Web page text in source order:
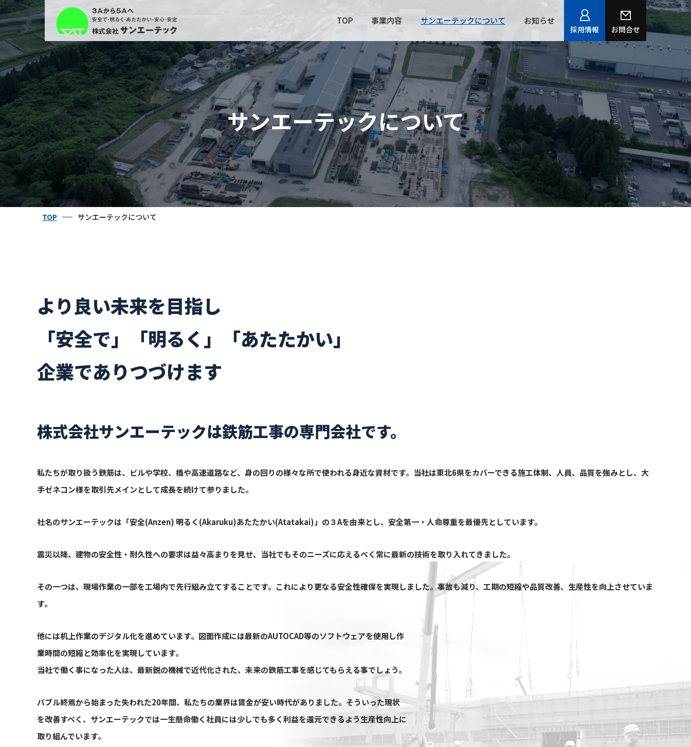
TOP 事業内容 サンエーテックについて お知らせ
採用情報 お問合せ
サンエーテックについて
TOP サンエーテックについて
より良い未来を目指し
「安全で」「明るく」「あたたかい」
企業でありつづけます
株式会社サンエーテックは鉄筋工事の専門会社です。
私たちが取り扱う鉄筋は、ビルや学校、橋や高速道路など、身の回りの様々な所で使われる身近な資材です。当社は東北6県をカバーできる施工体制、人員、品質を強みとし、大
手ゼネコン様を取引先メインとして成長を続けて参りました。
社名のサンエーテックは「安全(Anzen) 明るく(Akaruku)あたたかい(Atatakai)」の３Aを由来とし、安全第一・人命尊重を最優先としています。
震災以降、建物の安全性・耐久性への要求は益々高まりを見せ、当社でもそのニーズに応えるべく常に最新の技術を取り入れてきました。
その一つは、現場作業の一部を工場内で先行組み立てすることです。これにより更なる安全性確保を実現しました。事故も減り、工期の短縮や品質改善、生産性を向上させていま
す。
他には机上作業のデジタル化を進めています。図面作成には最新のAUTOCAD等のソフトウェアを使用し作
業時間の短縮と効率化を実現しています。
当社で働く事になった人は、最新鋭の機械で近代化された、未来の鉄筋工事を感じてもらえる事でしょう。
バブル終焉から始まった失われた20年間、私たちの業界は賃金が安い時代がありました。そういった現状
を改善すべく、サンエーテックでは一生懸命働く社員には少しでも多く利益を還元できるよう生産性向上に
取り組んでいます。